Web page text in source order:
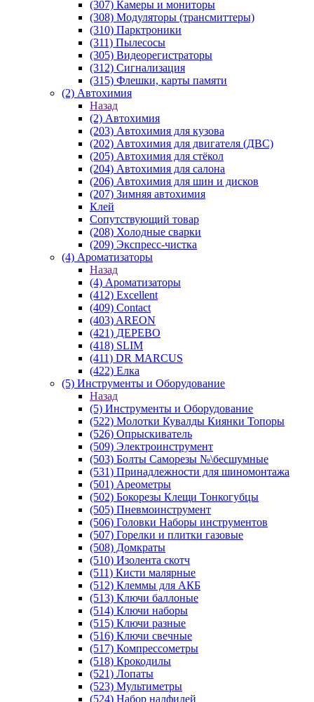
(307) Камеры и мониторы
(308) Модуляторы (трансмиттеры)
(310) Парктроники
(311) Пылесосы
(305) Видеорегистраторы
(312) Сигнализация
(315) Флешки, карты памяти
(2) Автохимия
Назад
(2) Автохимия
(203) Автохимия для кузова
(202) Автохимия для двигателя (ДВС)
(205) Автохимия для стёкол
(204) Автохимия для салона
(206) Автохимия для шин и дисков
(207) Зимняя автохимия
Клей
Сопутствующий товар
(208) Холодные сварки
(209) Экспреcс-чистка
(4) Ароматизаторы
Назад
(4) Ароматизаторы
(412) Excellent
(409) Contact
(403) AREON
(421) ДЕРЕВО
(418) SLIM
(411) DR MARCUS
(422) Елка
(5) Инструменты и Оборудование
Назад
(5) Инструменты и Оборудование
(522) Молотки Кувалды Киянки Топоры
(526) Опрыскиватель
(509) Электроинструмент
(503) Болты Саморезы №\бесшумные
(531) Принадлежности для шиномонтажа
(501) Ареометры
(502) Бокорезы Клещи Тонкогубцы
(505) Пневмоинструмент
(506) Головки Наборы инструментов
(507) Горелки и плитки газовые
(508) Домкраты
(510) Изолента скотч
(511) Кисти малярные
(512) Клеммы для АКБ
(513) Ключи баллоные
(514) Ключи наборы
(515) Ключи разные
(516) Ключи свечные
(517) Компрессометры
(518) Крокодилы
(521) Лопаты
(523) Мультиметры
(524) Набор надфилей